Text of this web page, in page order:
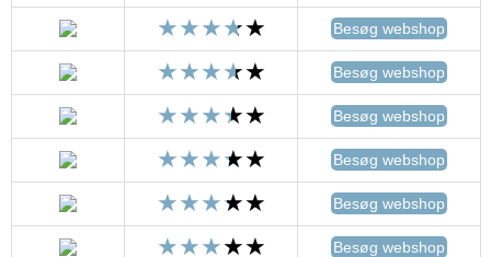
Besøg webshop
Besøg webshop
Besøg webshop
Besøg webshop
Besøg webshop
Besøg webshop